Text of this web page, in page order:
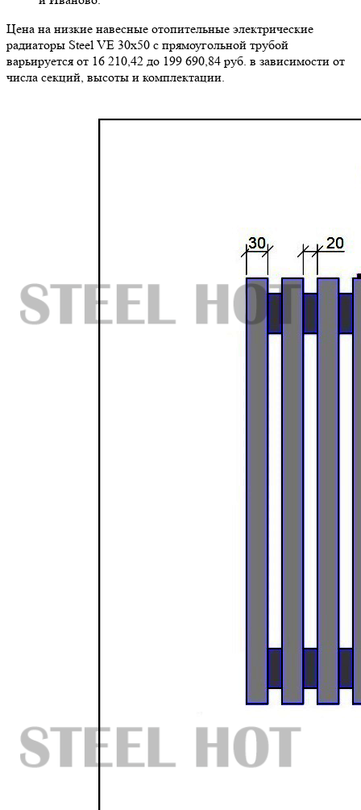
Цена на низкие навесные отопительные электрические
радиаторы Steel VE 30х50 с прямоугольной трубой
варьируется от 16 210,42 до 199 690,84 руб. в зависимости от
числа секций, высоты и комплектации.